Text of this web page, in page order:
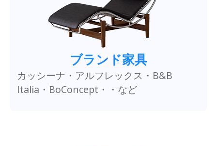
ブランド家具
カッシーナ・アルフレックス・B&B
Italia・BoConcept・・など